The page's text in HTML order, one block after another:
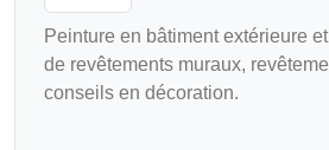
Peinture en bâtiment extérieure
de revêtements muraux,
conseils en décoration.